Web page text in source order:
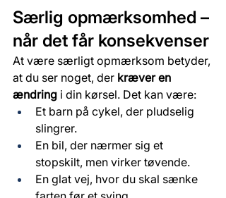
Særlig opmærksomhed –
når det får konsekvenser
At være særligt opmærksom betyder,
at du ser noget, der kræver en
ændring i din kørsel. Det kan være:
Et barn på cykel, der pludselig
slingrer.
En bil, der nærmer sig et
stopskilt, men virker tøvende.
En glat vej, hvor du skal sænke